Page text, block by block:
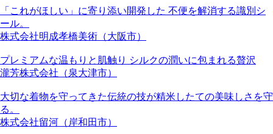
「これがほしい」に寄り添い開発した 不便を解消する識別シ
ール。
株式会社明成孝橋美術（大阪市）
プレミアムな温もりと肌触り シルクの潤いに包まれる贅沢
瀧芳株式会社（泉大津市）
大切な着物を守ってきた伝統の技が精米したての美味しさを守
る。
株式会社留河（岸和田市）